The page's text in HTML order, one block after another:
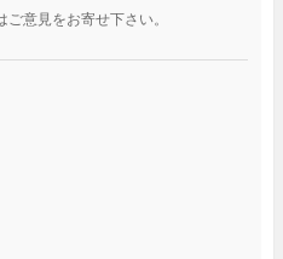
意見をお寄せ下さい。